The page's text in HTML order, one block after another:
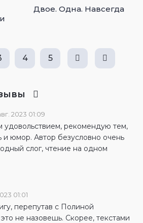
Двое. Одна. Навсегда
4 5
2023 01:09
удовольствием, рекомендую тем,
и юмор. Автор безусловно очень
слог, чтение на одном
01:01
перепутав с Полиной
не назовешь. Скорее, текстами